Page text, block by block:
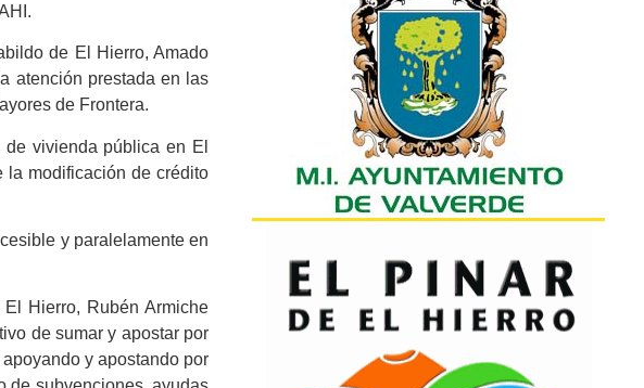
de El Hierro, Amado
atención prestada en las
de Frontera.
vivienda pública en El
la modificación de crédito
y paralelamente en
Hierro, Rubén Armiche
de sumar y apostar por
y apostando por